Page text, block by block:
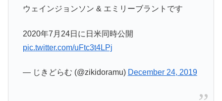
ウェインジョンソン & エミリーブラントです
2020年7月24日に日米同時公開
pic.twitter.com/uFtc3t4LPj
— じきどらむ (@zikidoramu) December 24, 2019